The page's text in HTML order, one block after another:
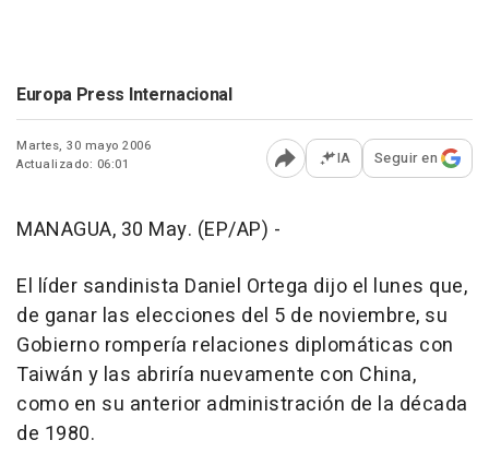
Europa Press Internacional
Martes, 30 mayo 2006
Actualizado: 06:01
Abrir opciones para
IA Seguir en
MANAGUA, 30 May. (EP/AP) -
El líder sandinista Daniel Ortega dijo el lunes que,
de ganar las elecciones del 5 de noviembre, su
Gobierno rompería relaciones diplomáticas con
Taiwán y las abriría nuevamente con China,
como en su anterior administración de la década
de 1980.